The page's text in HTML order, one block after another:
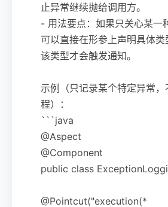
止异常继续抛给调用方。
- 用法要点：如果只关心某一
可以直接在形参上声明具体
该类型才会触发通知。
示例（只记录某个特定异常
程）：
```java
@Aspect
@Component
public class
@Pointcut("execution(*